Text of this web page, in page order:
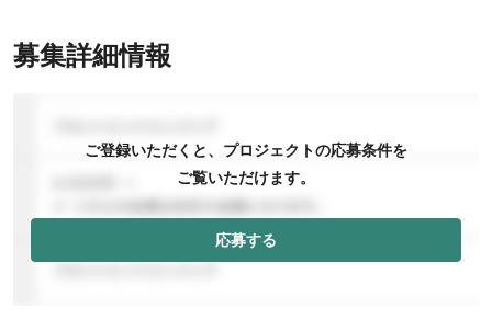
募集詳細情報
ご登録いただくと、プロジェクトの応募条件を
ご覧いただけます。
応募する